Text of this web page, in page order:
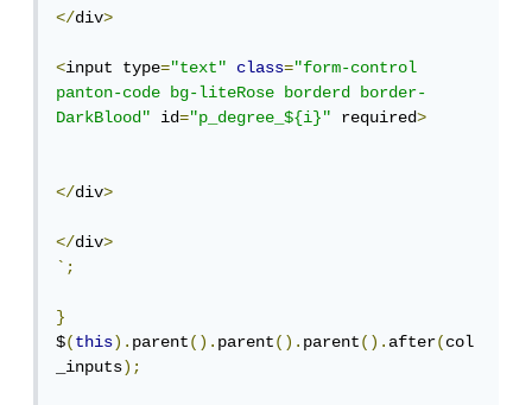
</div>
<input type="text" class="form-control
panton-code bg-liteRose borderd border-
DarkBlood"
id="p_degree_${i}" required>
</div>
</div>
`;
}
$(this).parent().parent().parent().after(col
_inputs);